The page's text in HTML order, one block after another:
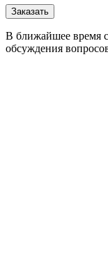
В ближайшее время
обсуждения